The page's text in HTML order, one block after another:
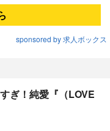
sponsored by 求人ボックス
ぎ！純愛『（LOVE